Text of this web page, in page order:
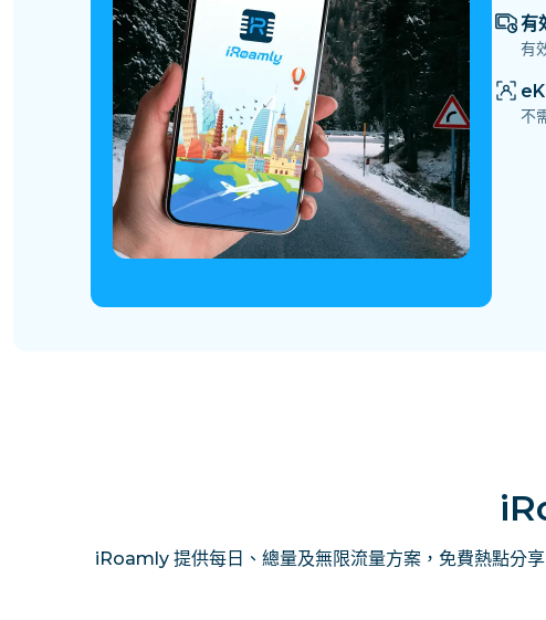
有
有
不
iRoamly 提供每日、總量及無限流量方案，免費熱點分